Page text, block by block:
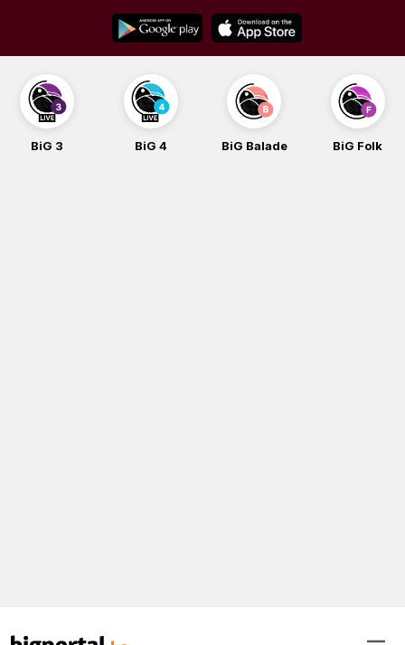
content
BiG 4 BiG Balade BiG Folk BiG iG